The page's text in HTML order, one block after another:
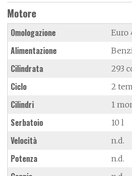
Motore
Omologazione Euro
Alimentazione
Cilindrata 293
Ciclo 2
Cilindri 1
Serbatoio 10 l
Velocità n.d.
Potenza n.d.